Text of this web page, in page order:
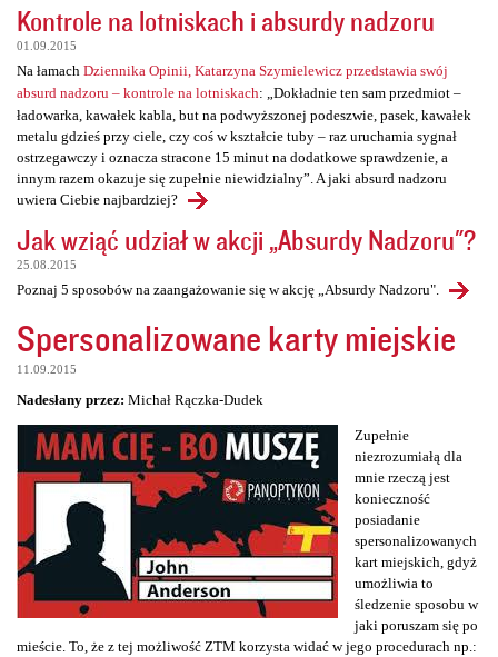
Kontrole na lotniskach i absurdy nadzoru
01.09.2015
Na łamach Dziennika Opinii, Katarzyna Szymielewicz przedstawia swój
absurd nadzoru – kontrole na lotniskach: „Dokładnie ten sam przedmiot –
ładowarka, kawałek kabla, but na podwyższonej podeszwie, pasek, kawałek
metalu gdzieś przy ciele, czy coś w kształcie tuby – raz uruchamia sygnał
ostrzegawczy i oznacza stracone 15 minut na dodatkowe sprawdzenie, a
innym razem okazuje się zupełnie niewidzialny”. A jaki absurd nadzoru
uwiera Ciebie najbardziej?
Jak wziąć udział w akcji „Absurdy Nadzoru"?
25.08.2015
Poznaj 5 sposobów na zaangażowanie się w akcję „Absurdy Nadzoru".
Spersonalizowane karty miejskie
11.09.2015
Nadesłany przez: Michał Rączka-Dudek
Zupełnie
niezrozumiałą dla
mnie rzeczą jest
konieczność
posiadanie
spersonalizowanych
kart miejskich, gdyż
umożliwia to
śledzenie sposobu w
jaki poruszam się po
mieście. To, że z tej możliwość ZTM korzysta widać w jego procedurach np.: